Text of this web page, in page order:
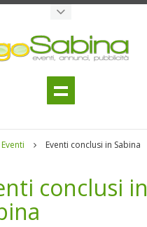
Eventi Eventi conclusi in Sabina
conclusi in